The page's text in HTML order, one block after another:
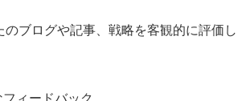
のブログや記事、戦略を客観的に評価し